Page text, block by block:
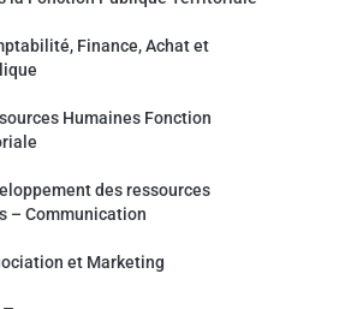
Finance, Achat et
Humaines Fonction
des ressources
– Communication
et Marketing